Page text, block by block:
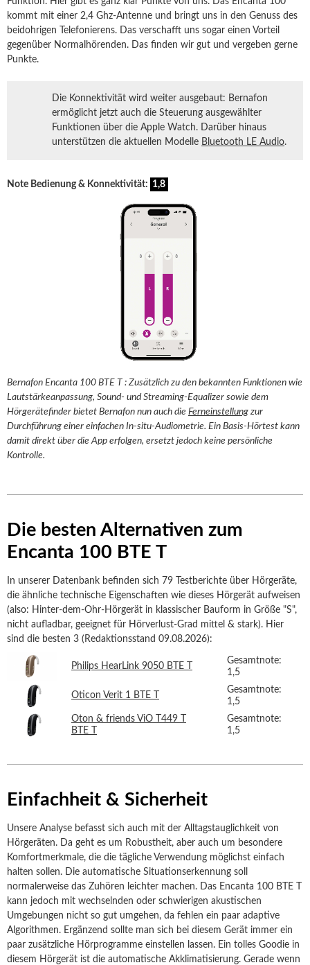
kommt mit einer 2,4 Ghz-Antenne und bringt uns in den Genuss des
beidohrigen Telefonierens. Das verschafft uns sogar einen Vorteil
gegenüber Normalhörenden. Das finden wir gut und vergeben gerne
Punkte.
Die Konnektivität wird weiter ausgebaut: Bernafon
ermöglicht jetzt auch die Steuerung ausgewählter
Funktionen über die Apple Watch. Darüber hinaus
unterstützen die aktuellen Modelle Bluetooth LE Audio.
Note Bedienung & Konnektivität: 1,8
Bernafon Encanta 100 BTE T : Zusätzlich zu den bekannten Funktionen wie
Lautstärkeanpassung, Sound- und Streaming-Equalizer sowie dem
Hörgerätefinder bietet Bernafon nun auch die Ferneinstellung zur
Durchführung einer einfachen In-situ-Audiometrie. Ein Basis-Hörtest kann
damit direkt über die App erfolgen, ersetzt jedoch keine persönliche
Kontrolle.
Die besten Alternativen zum
Encanta 100 BTE T
In unserer Datenbank befinden sich 79 Testberichte über Hörgeräte,
die ähnliche technische Eigenschaften wie dieses Hörgerät aufweisen
(also: Hinter-dem-Ohr-Hörgerät in klassischer Bauform in Größe "S",
nicht aufladbar, geeignet für Hörverlust-Grad mittel & stark). Hier
sind die besten 3 (Redaktionsstand 09.08.2026):
Philips HearLink 9050 BTE T
Gesamtnote:
1,5
Oticon Verit 1 BTE T
Gesamtnote:
1,5
Oton & friends ViO T449 T
BTE T
Gesamtnote:
1,5
Einfachheit & Sicherheit
Unsere Analyse befasst sich auch mit der Alltagstauglichkeit von
Hörgeräten. Da geht es um Robustheit, aber auch um besondere
Komfortmerkmale, die die tägliche Verwendung möglichst einfach
halten sollen. Die automatische Situationserkennung soll
normalerweise das Zuhören leichter machen. Das Encanta 100 BTE T
kann jedoch mit wechselnden oder schwierigen akustischen
Umgebungen nicht so gut umgehen, da fehlen ein paar adaptive
Algorithmen. Ergänzend sollte man sich bei diesem Gerät immer ein
paar zusätzliche Hörprogramme einstellen lassen. Ein tolles Goodie in
diesem Hörgerät ist die automatische Akklimatisierung. Gerade wenn